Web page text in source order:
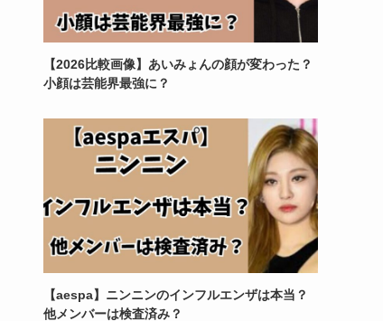
【2026比較画像】あいみょんの顔が変わった？
小顔は芸能界最強に？
【aespa】ニンニンのインフルエンザは本当？
他メンバーは検査済み？